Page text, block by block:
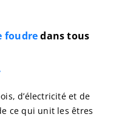
foudredans tous
d’électricité et de
ce qui unit les êtres